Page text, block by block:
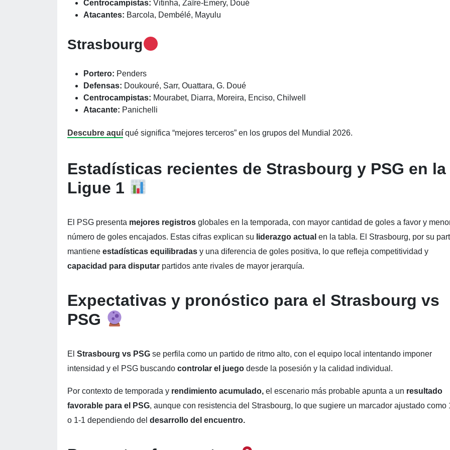
Centrocampistas: Vitinha, Zaïre-Emery, Doué
Atacantes: Barcola, Dembélé, Mayulu
Strasbourg
Portero: Penders
Defensas: Doukouré, Sarr, Ouattara, G. Doué
Centrocampistas: Mourabet, Diarra, Moreira, Enciso, Chilwell
Atacante: Panichelli
Descubre aquí qué significa “mejores terceros” en los grupos del Mundial 2026.
Estadísticas recientes de Strasbourg y PSG en la
Ligue 1
El PSG presenta mejores registros globales en la temporada, con mayor cantidad de goles a favor y
número de goles encajados. Estas cifras explican su liderazgo actual en la tabla. El Strasbourg, por su
mantiene estadísticas equilibradas y una diferencia de goles positiva, lo que refleja competitividad y
capacidad para disputar partidos ante rivales de mayor jerarquía.
Expectativas y pronóstico para el Strasbourg vs
PSG
El Strasbourg vs PSG se perfila como un partido de ritmo alto, con el equipo local intentando imponer
intensidad y el PSG buscando controlar el juego desde la posesión y la calidad individual.
Por contexto de temporada y rendimiento acumulado, el escenario más probable apunta a un resultado
favorable para el PSG, aunque con resistencia del Strasbourg, lo que sugiere un marcador ajustado como
o 1-1 dependiendo del desarrollo del encuentro.